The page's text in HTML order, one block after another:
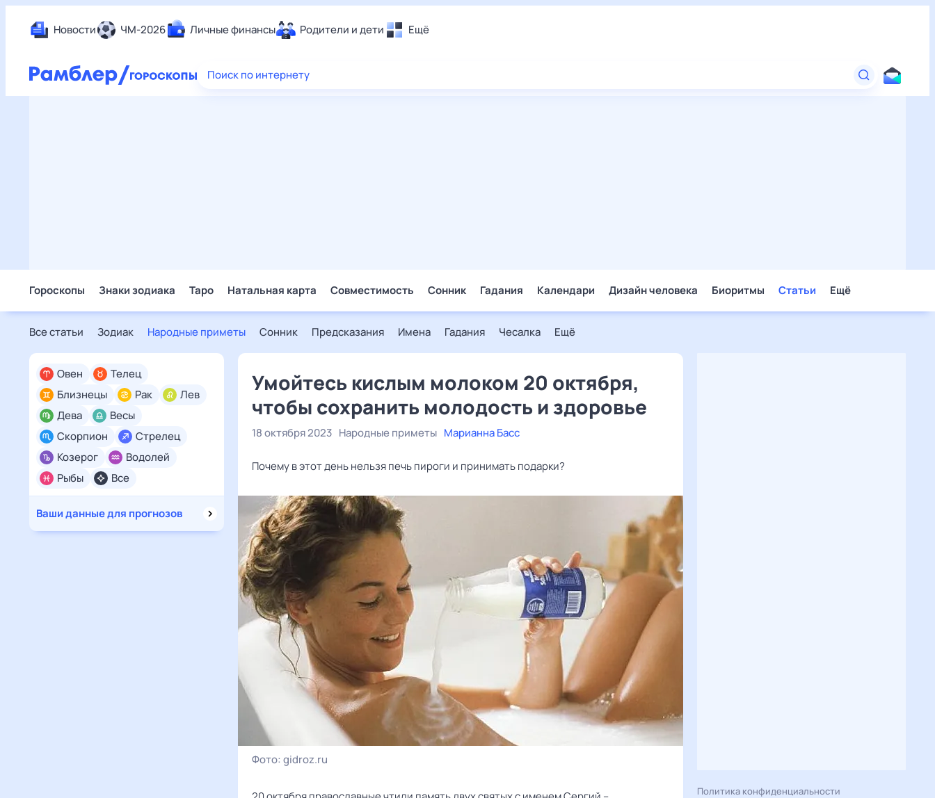
Новости ЧМ-2026 Личные финансы Родители и дети Ещё
Еда
Поиск по интернету
Гороскопы Знаки зодиака Таро Натальная карта Совместимость Сонник Гадания Календари Дизайн человека Биоритмы Статьи Ещё
Все статьи Зодиак Народные приметы Сонник Предсказания Имена Гадания Чесалка Ещё
Все
Овен
Телец
Близнецы
Рак
Лев
Дева
Весы
Скорпион
Стрелец
Козерог
Водолей
Рыбы
Ваши данные для прогнозов
Умойтесь кислым молоком 20 октября,
чтобы сохранить молодость и здоровье
18 октября 2023 Народные приметы Марианна Басс
Почему в этот день нельзя печь пироги и принимать подарки?
Фото: gidroz.ru
Политика конфиденциальности